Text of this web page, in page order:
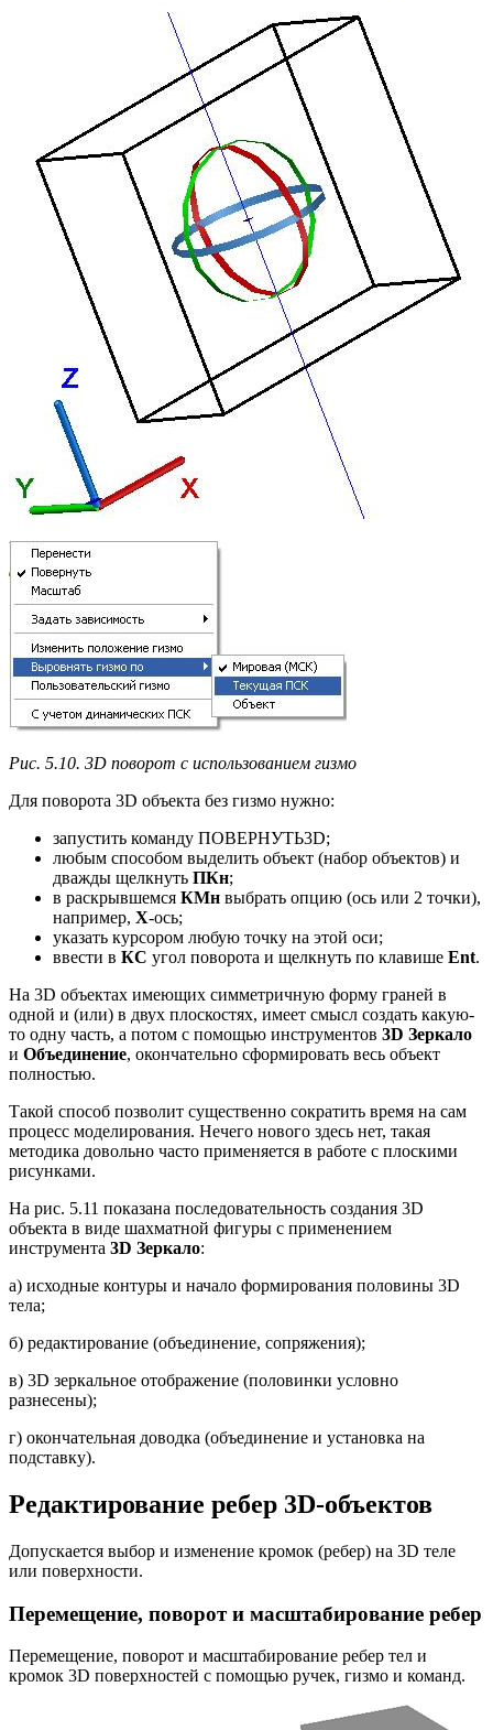
Рис. 5.10. 3D поворот с использованием гизмо
Для поворота 3D объекта без гизмо нужно:
запустить команду ПОВЕРНУТЬ3D;
любым способом выделить объект (набор объектов) и
дважды щелкнуть ПКн;
в раскрывшемся КМн выбрать опцию (ось или 2 точки),
например, X-ось;
указать курсором любую точку на этой оси;
ввести в КС угол поворота и щелкнуть по клавише Ent.
На 3D объектах имеющих симметричную форму граней в
одной и (или) в двух плоскостях, имеет смысл создать какую-
то одну часть, а потом с помощью инструментов 3D Зеркало
и Объединение, окончательно сформировать весь объект
полностью.
Такой способ позволит существенно сократить время на сам
процесс моделирования. Нечего нового здесь нет, такая
методика довольно часто применяется в работе с плоскими
рисунками.
На рис. 5.11 показана последовательность создания 3D
объекта в виде шахматной фигуры с применением
инструмента 3D Зеркало:
а) исходные контуры и начало формирования половины 3D
тела;
б) редактирование (объединение, сопряжения);
в) 3D зеркальное отображение (половинки условно
разнесены);
г) окончательная доводка (объединение и установка на
подставку).
Редактирование ребер 3D-объектов
Допускается выбор и изменение кромок (ребер) на 3D теле
или поверхности.
Перемещение, поворот и масштабирование ребер
Перемещение, поворот и масштабирование ребер тел и
кромок 3D поверхностей с помощью ручек, гизмо и команд.